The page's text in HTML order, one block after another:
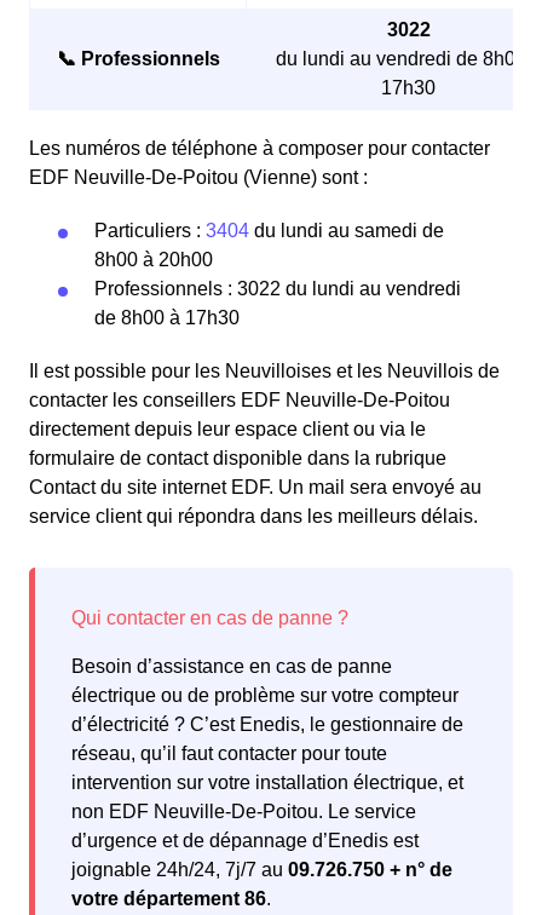
📞 Professionnels
3022
du lundi au vendredi de 8h00 à
17h30
Les numéros de téléphone à composer pour contacter
EDF Neuville-De-Poitou (Vienne) sont :
Particuliers : 3404 du lundi au samedi de
8h00 à 20h00
Professionnels : 3022 du lundi au vendredi
de 8h00 à 17h30
Il est possible pour les Neuvilloises et les Neuvillois de
contacter les conseillers EDF Neuville-De-Poitou
directement depuis leur espace client ou via le
formulaire de contact disponible dans la rubrique
Contact du site internet EDF. Un mail sera envoyé au
service client qui répondra dans les meilleurs délais.
Besoin d’assistance en cas de panne
électrique ou de problème sur votre compteur
d’électricité ? C’est Enedis, le gestionnaire de
réseau, qu’il faut contacter pour toute
intervention sur votre installation électrique, et
non EDF Neuville-De-Poitou. Le service
d’urgence et de dépannage d’Enedis est
joignable 24h/24, 7j/7 au 09.726.750 + n° de
votre département 86.